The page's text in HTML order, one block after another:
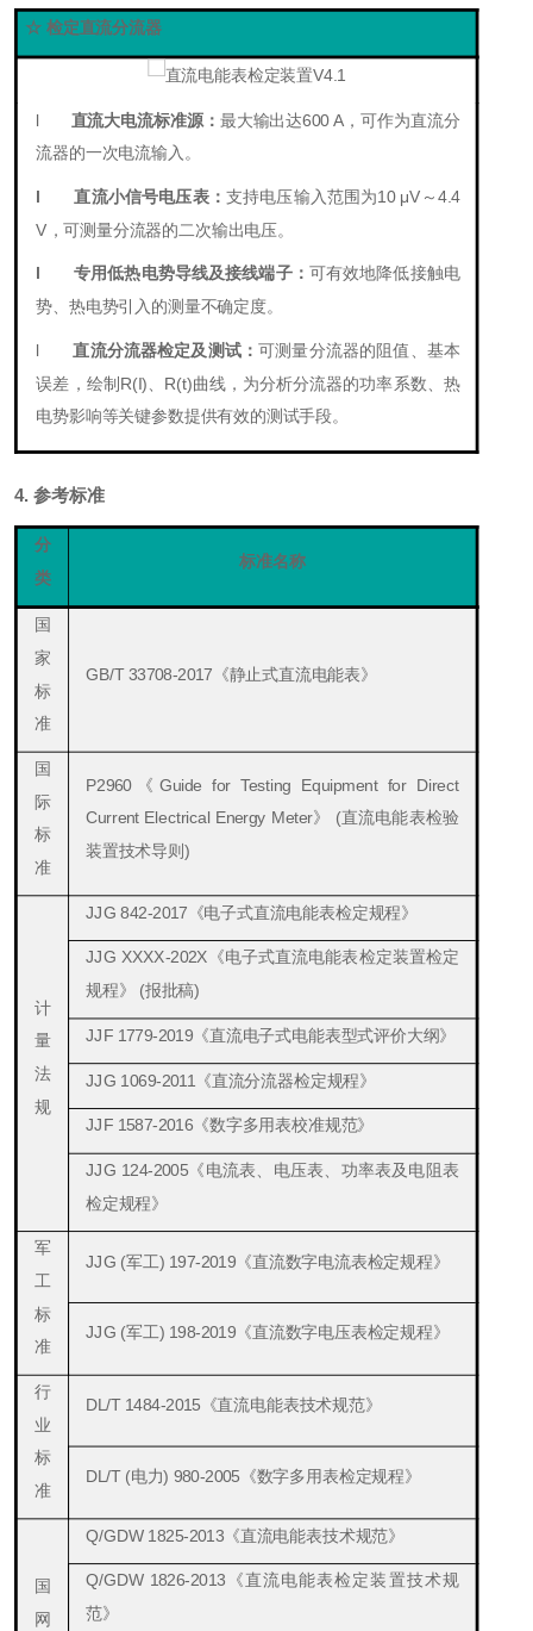
☆ 检定直流分流器
l 直流大电流标准源： 最大输出达600 A ，可作为直流分
流器的一次电流输入。
l 直流小信号电压表： 支持电压输入范围为10 μV～4.4
V ，可测量分流器的二次输出电压。
专用低热电势导线及接线端子： 可有效地降低接触电
势、热电势引入的测量不确定度。
l 直流分流器检定及测试：可测量分流器的阻值、基本
误差，绘制R(I) 、R(t)曲线，为分析分流器的功率系数、热
电势影响等关键参数提供有效的测试手段。
4. 参考标准
分
类
标准名称
国
家
标
准
GB/T 33708-2017 《静止式直流电能表》
国
际
标
准
P2960《Guide for Testing Equipment for Direct
Current Electrical Energy Meter》 (直流电能表检验
装置技术导则)
计
量
法
规
JJG 842-2017《电子式直流电能表检定规程》
JJG XXXX-202X《电子式直流电能表检定装置检定
规程》 (报批稿)
JJF 1779-2019《直流电子式电能表型式评价大纲》
JJG 1069-2011《直流分流器检定规程》
JJF 1587-2016 《数字多用表校准规范》
JJG 124-2005 《电流表、电压表、功率表及电阻表
检定规程》
军
工
标
准
JJG (军工) 197-2019《直流数字电流表检定规程》
JJG (军工) 198-2019《直流数字电压表检定规程》
行
业
标
准
DL/T 1484-2015《直流电能表技术规范》
DL/T(电力) 980-2005《数字多用表检定规程》
国
网
Q/GDW 1825-2013《直流电能表技术规范》
Q/GDW 1826-2013《直流电能表检定装置技术规
范》